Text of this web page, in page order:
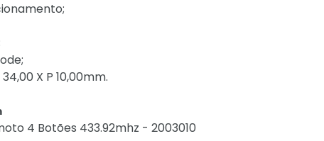
X P 10,00mm.
4 Botões 433.92mhz - 2003010